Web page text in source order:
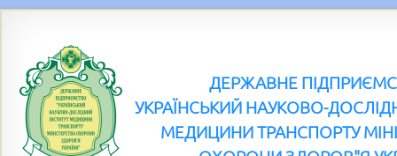
ДЕРЖАВНЕ
УКРАЇНСЬКИЙ НАУКОВО-
МЕДИЦИНИ ТРАНСПОРТУ